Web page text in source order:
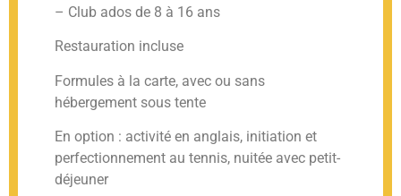
– Club ados de 8 à 16 ans
Restauration incluse
Formules à la carte, avec ou sans
hébergement sous tente
En option : activité en anglais, initiation et
perfectionnement au tennis, nuitée avec petit-
déjeuner